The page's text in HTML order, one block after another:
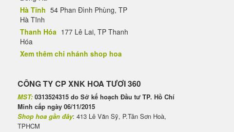
Hà Tĩnh 54 Phan Đình Phùng, TP
Hà Tĩnh
Thanh Hóa 177 Lê Lai, TP Thanh
Hóa
Xem thêm chi nhánh shop hoa
CÔNG TY CP XNK HOA TƯƠI 360
MST: 0313524315 do Sở kế hoạch Đầu tư TP. Hồ Chí
Minh cấp ngày 06/11/2015
Shop hoa gần đây: 413 Lê Văn Sỹ, P.Tân Sơn Hoà,
TPHCM